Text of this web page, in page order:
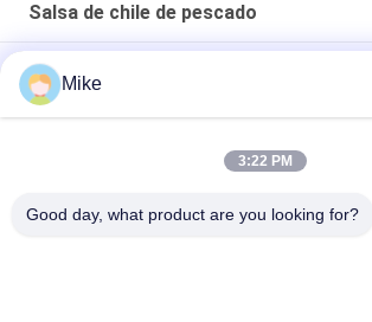
Salsa de chile de pescado
150 g Capacidad Condimento salsa de
09001 ISO14001 15045001
240 g Capacidad Condimento Salsa de
Salsa de pescado con chile en botella de
Mike
3:22 PM
Good day, what product are you looking for?